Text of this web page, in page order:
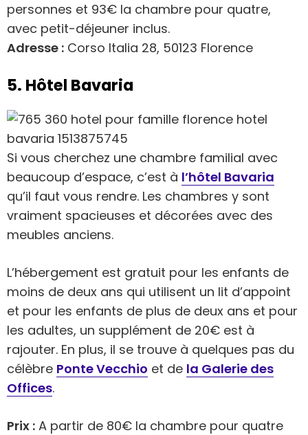
personnes et 93€ la chambre pour quatre,
avec petit-déjeuner inclus.
Adresse : Corso Italia 28, 50123 Florence
5. Hôtel Bavaria
Si vous cherchez une chambre familial avec
beaucoup d’espace, c’est à l’hôtel Bavaria
qu’il faut vous rendre. Les chambres y sont
vraiment spacieuses et décorées avec des
meubles anciens.
L’hébergement est gratuit pour les enfants de
moins de deux ans qui utilisent un lit d’appoint
et pour les enfants de plus de deux ans et pour
les adultes, un supplément de 20€ est à
rajouter. En plus, il se trouve à quelques pas du
célèbre Ponte Vecchio et de la Galerie des
Offices.
Prix : A partir de 80€ la chambre pour quatre